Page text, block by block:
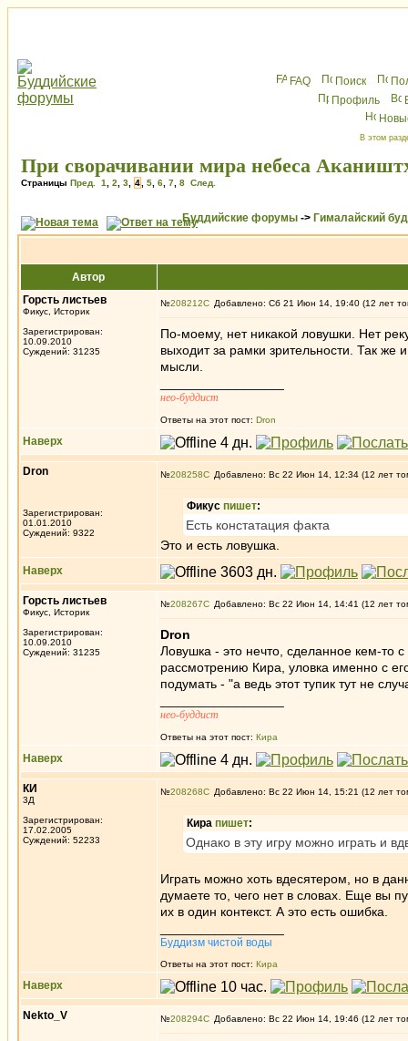
FAQ Поиск
Профиль
В этом
При сворачивании мира небеса
Страницы Пред. 1 2 3 4 5 6 7 8 След.
Буддийские форумы -> Гималайский
Автор
Горсть листьев
Фикус, Историк
Зарегистрирован:
10.09.2010
Суждений: 31235
№208212 Добавлено: Сб 21 Июн 14, 19:40 (12 лет
По-моему, нет никакой ловушки. Нет
выходит за рамки зрительности. Так
мысли.
нео-буддист
Ответы на этот пост: Dron
Наверх
Dron
Зарегистрирован:
01.01.2010
Суждений: 9322
№208258 Добавлено: Вс 22 Июн 14, 12:34 (12 лет
Фикус пишет:
Есть констатация факта
Это и есть ловушка.
Наверх
Горсть листьев
Фикус, Историк
Зарегистрирован:
10.09.2010
Суждений: 31235
№208267 Добавлено: Вс 22 Июн 14, 14:41 (12 лет
Dron
Ловушка - это нечто, сделанное кем-то
рассмотрению Кира, уловка именно с
подумать - "а ведь этот тупик тут не
нео-буддист
Ответы на этот пост: Кира
Наверх
КИ
3Д
Зарегистрирован:
17.02.2005
Суждений: 52233
№208268 Добавлено: Вс 22 Июн 14, 15:21 (12 лет
Кира пишет:
Однако в эту игру можно играть и
Играть можно хоть вдесятером, но в
думаете то, чего нет в словах. Еще вы
их в один контекст. А это есть ошибка.
Буддизм чистой воды
Ответы на этот пост: Кира
Наверх
Nekto_V №208294 Добавлено: Вс 22 Июн 14, 19:46 (12 лет